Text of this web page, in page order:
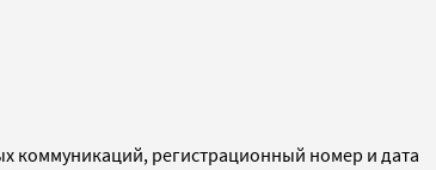
коммуникаций, регистрационный номер и дата